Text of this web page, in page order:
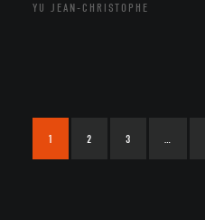
YU JEAN-CHRISTOPHE
1 2 3